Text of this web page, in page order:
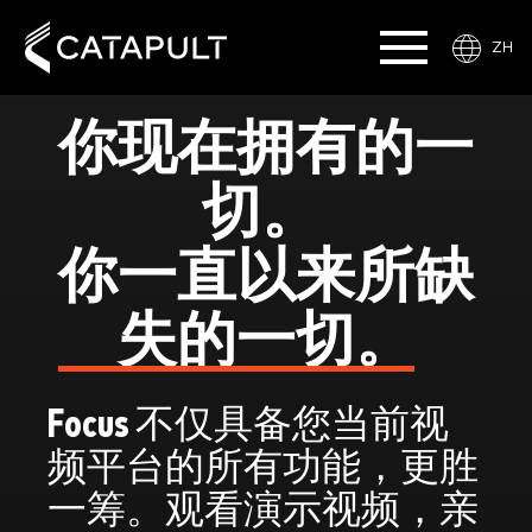
ZH
你现在拥有的一
切。
你一直以来所缺
失的一切。
Focus 不仅具备您当前视
频平台的所有功能，更胜
一筹。观看演示视频，亲